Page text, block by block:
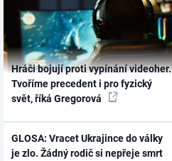
Hráči bojují proti vypínání videoher.
Tvoříme precedent i pro fyzický
svět, říká Gregorová
GLOSA: Vracet Ukrajince do války
je zlo. Žádný rodič si nepřeje smrt